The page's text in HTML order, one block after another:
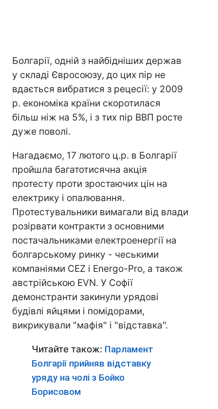
Болгарії, одній з найбідніших держав
у складі Євросоюзу, до цих пір не
вдається вибратися з рецесії: у 2009
р. економіка країни скоротилася
більш ніж на 5%, і з тих пір ВВП росте
дуже поволі.
Нагадаємо, 17 лютого ц.р. в Болгарії
пройшла багатотисячна акція
протесту проти зростаючих цін на
електрику і опалювання.
Протестувальники вимагали від влади
розірвати контракти з основними
постачальниками електроенергії на
болгарському ринку - чеськими
компаніями CEZ і Energo-Рro, а також
австрійською EVN. У Софії
демонстранти закинули урядові
будівлі яйцями і помідорами,
викрикували "мафія" і "відставка".
Читайте також: Парламент
Болгарії прийняв відставку
уряду на чолі з Бойко
Борисовом